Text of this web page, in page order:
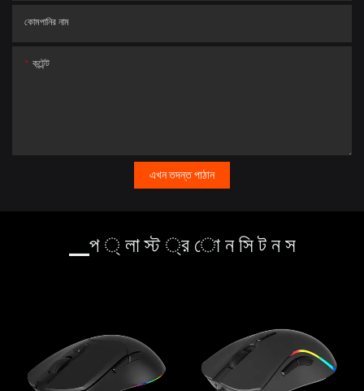
কোমপানির নাম
কন্টেন্ট
এখন তদন্ত পাঠান
▁প ্ লা স্ট ্র ো ন সি ট ন স